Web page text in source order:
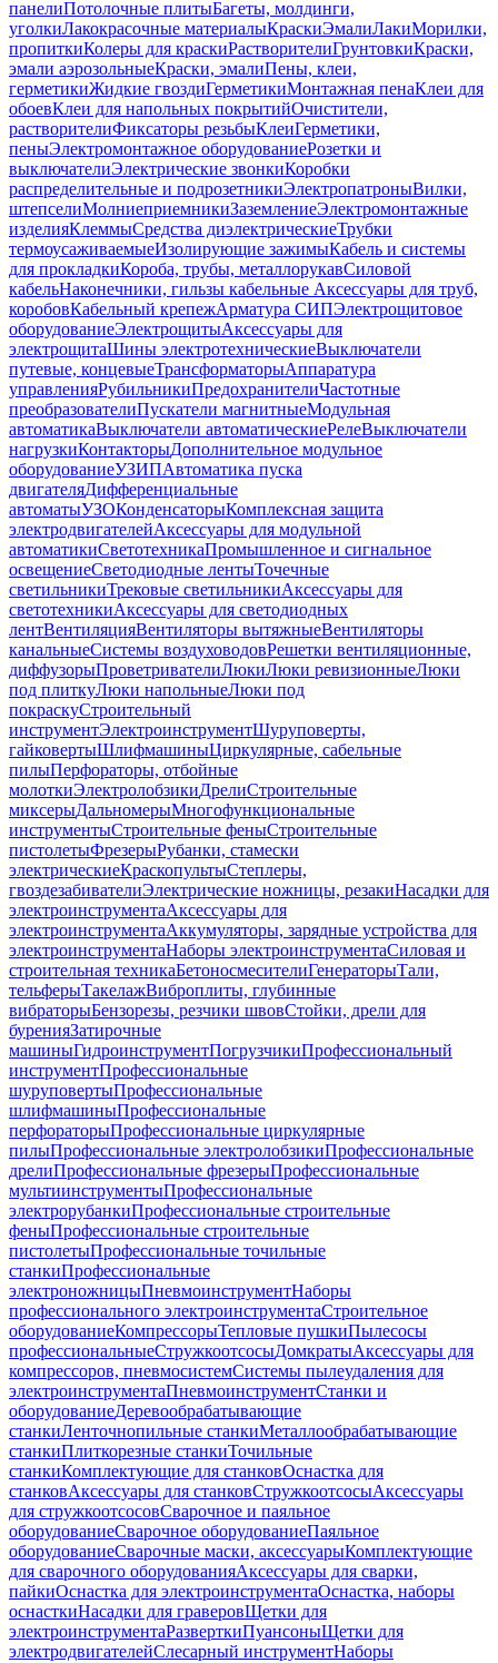
панелиПотолочные плитыБагеты, молдинги,
уголкиЛакокрасочные материалыКраскиЭмалиЛакиМорилки,
пропиткиКолеры для краскиРастворителиГрунтовкиКраски,
эмали аэрозольныеКраски, эмалиПены, клеи,
герметикиЖидкие гвоздиГерметикиМонтажная пенаКлеи для
обоевКлеи для напольных покрытийОчистители,
растворителиФиксаторы резьбыКлеиГерметики,
пеныЭлектромонтажное оборудованиеРозетки и
выключателиЭлектрические звонкиКоробки
распределительные и подрозетникиЭлектропатроныВилки,
штепселиМолниеприемникиЗаземлениеЭлектромонтажные
изделияКлеммыСредства диэлектрическиеТрубки
термоусаживаемыеИзолирующие зажимыКабель и системы
для прокладкиКороба, трубы, металлорукавСиловой
кабельНаконечники, гильзы кабельные Аксессуары для труб,
коробовКабельный крепежАрматура СИПЭлектрощитовое
оборудованиеЭлектрощитыАксессуары для
электрощитаШины электротехническиеВыключатели
путевые, концевыеТрансформаторыАппаратура
управленияРубильникиПредохранителиЧастотные
преобразователиПускатели магнитныеМодульная
автоматикаВыключатели автоматическиеРелеВыключатели
нагрузкиКонтакторыДополнительное модульное
оборудованиеУЗИПАвтоматика пуска
двигателяДифференциальные
автоматыУЗОКонденсаторыКомплексная защита
электродвигателейАксессуары для модульной
автоматикиСветотехникаПромышленное и сигнальное
освещениеСветодиодные лентыТочечные
светильникиТрековые светильникиАксессуары для
светотехникиАксессуары для светодиодных
лентВентиляцияВентиляторы вытяжныеВентиляторы
канальныеСистемы воздуховодовРешетки вентиляционные,
диффузорыПроветривателиЛюкиЛюки ревизионныеЛюки
под плиткуЛюки напольныеЛюки под
покраскуСтроительный
инструментЭлектроинструментШуруповерты,
гайковертыШлифмашиныЦиркулярные, сабельные
пилыПерфораторы, отбойные
молоткиЭлектролобзикиДрелиСтроительные
миксерыДальномерыМногофункциональные
инструментыСтроительные феныСтроительные
пистолетыФрезерыРубанки, стамески
электрическиеКраскопультыСтеплеры,
гвоздезабивателиЭлектрические ножницы, резакиНасадки для
электроинструментаАксессуары для
электроинструментаАккумуляторы, зарядные устройства для
электроинструментаНаборы электроинструментаСиловая и
строительная техникаБетоносмесителиГенераторыТали,
тельферыТакелажВиброплиты, глубинные
вибраторыБензорезы, резчики швовСтойки, дрели для
буренияЗатирочные
машиныГидроинструментПогрузчикиПрофессиональный
инструментПрофессиональные
шуруповертыПрофессиональные
шлифмашиныПрофессиональные
перфораторыПрофессиональные циркулярные
пилыПрофессиональные электролобзикиПрофессиональные
дрелиПрофессиональные фрезерыПрофессиональные
мультиинструментыПрофессиональные
электрорубанкиПрофессиональные строительные
феныПрофессиональные строительные
пистолетыПрофессиональные точильные
станкиПрофессиональные
электроножницыПневмоинструментНаборы
профессионального электроинструментаСтроительное
оборудованиеКомпрессорыТепловые пушкиПылесосы
профессиональныеСтружкоотсосыДомкратыАксессуары для
компрессоров, пневмосистемСистемы пылеудаления для
электроинструментаПневмоинструментСтанки и
оборудованиеДеревообрабатывающие
станкиЛенточнопильные станкиМеталлообрабатывающие
станкиПлиткорезные станкиТочильные
станкиКомплектующие для станковОснастка для
станковАксессуары для станковСтружкоотсосыАксессуары
для стружкоотсосовСварочное и паяльное
оборудованиеСварочное оборудованиеПаяльное
оборудованиеСварочные маски, аксессуарыКомплектующие
для сварочного оборудованияАксессуары для сварки,
пайкиОснастка для электроинструментаОснастка, наборы
оснасткиНасадки для граверовЩетки для
электроинструментаРазверткиПуансоныЩетки для
электродвигателейСлесарный инструментНаборы